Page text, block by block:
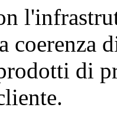
coerenza
di